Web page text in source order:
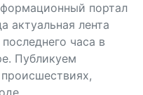
портал
актуальная лента
часа в
Публикуем